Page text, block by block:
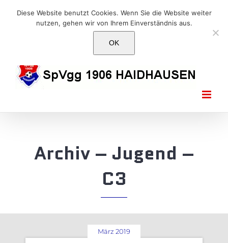
E-Mail: info@1906haidhausen.de
FacebookInstagram
E-
Archiv – Jugend –
C3
März 2019
Diese Website benutzt Cookies. Wenn Sie die Website weiter
nutzen, gehen wir von Ihrem Einverständnis aus.
OK